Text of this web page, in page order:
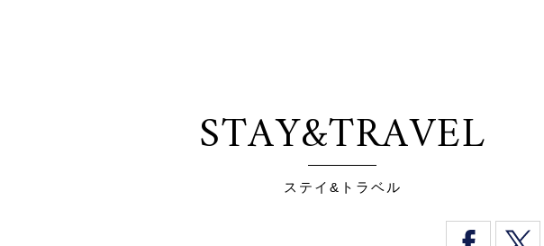
STAY&TRAVEL
ステイ&トラベル